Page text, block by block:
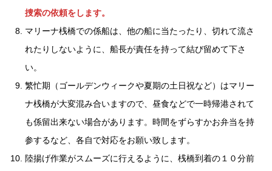
捜索の依頼をします。
マリーナ桟橋での係船は、他の船に当たったり、切れて流さ
れたりしないように、船長が責任を持って結び留めて下さ
い。
繁忙期（ゴールデンウィークや夏期の土日祝など）はマリー
ナ桟橋が大変混み合いますので、昼食などで一時帰港されて
も係留出来ない場合があります。時間をずらすかお弁当を持
参するなど、各自で対応をお願い致します。
陸揚げ作業がスムーズに行えるように、桟橋到着の１０分前